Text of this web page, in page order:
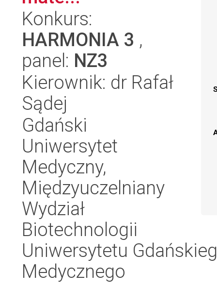
Konkurs:
HARMONIA 3 ,
panel: NZ3
Kierownik: dr Rafał
Sądej
Gdański
Uniwersytet
Medyczny,
Międzyuczelniany
Wydział
Biotechnologii
Uniwersytetu
Medycznego